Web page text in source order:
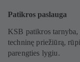
Patikros paslauga
KSB patikros
techninę priežiūrą,
parengties lygiu.